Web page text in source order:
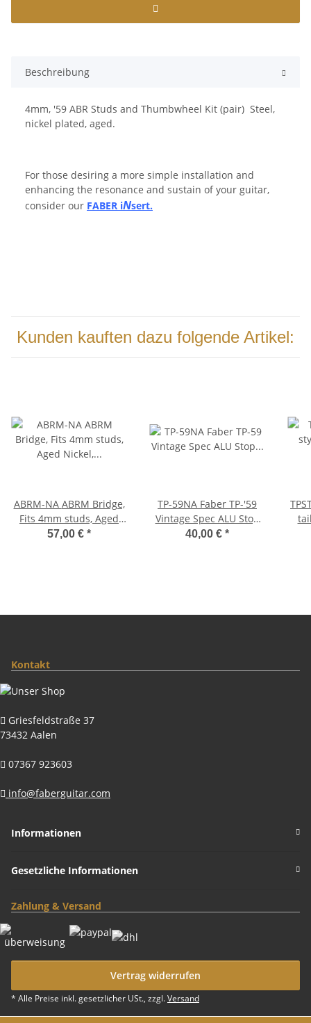
Beschreibung
4mm, '59 ABR Studs and Thumbwheel Kit (pair) Steel,
nickel plated, aged.
For those desiring a more simple installation and
enhancing the resonance and sustain of your guitar,
consider our FABER iNsert.
Kunden kauften dazu folgende Artikel:
ABRM-NA ABRM Bridge,
Fits 4mm studs, Aged
Nickel, Brass saddles
57,00 € *
TP-59NA Faber TP-'59
Vintage Spec ALU Stop
Tailpiece, Nickel, aged
40,00 € *
TPST-
Kontakt
Griesfeldstraße 37
73432 Aalen
07367 923603
info@faberguitar.com
Informationen
Gesetzliche Informationen
Zahlung & Versand
Vertrag widerrufen
* Alle Preise inkl. gesetzlicher USt., zzgl.Versand